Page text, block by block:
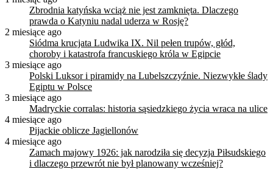
Zbrodnia katyńska wciąż nie jest zamknięta. Dlaczego
prawda o Katyniu nadal uderza w Rosję?
2 miesiące ago
Siódma krucjata Ludwika IX. Nil pełen trupów, głód,
choroby i katastrofa francuskiego króla w Egipcie
3 miesiące ago
Polski Luksor i piramidy na Lubelszczyźnie. Niezwykłe ślady
Egiptu w Polsce
3 miesiące ago
Madryckie corralas: historia sąsiedzkiego życia wraca na ulice
4 miesiące ago
Pijackie oblicze Jagiellonów
4 miesiące ago
Zamach majowy 1926: jak narodziła się decyzja Piłsudskiego
i dlaczego przewrót nie był planowany wcześniej?